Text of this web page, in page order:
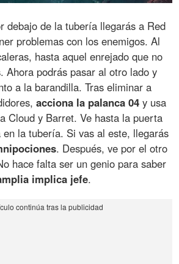
debajo de la tubería llegarás a Red
problemas con los enemigos. Al
hasta aquel enrejado que no
Ahora podrás pasar al otro lado y
a la barandilla. Tras eliminar a
acciona la palanca 04 y usa
Cloud y Barret. Ve hasta la puerta
la tubería. Si vas al este, llegarás
. Después, ve por el otro
hace falta ser un genio para saber
implica jefe.